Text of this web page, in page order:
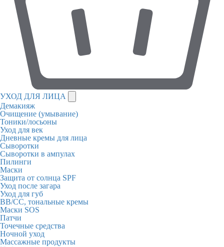
УХОД ДЛЯ ЛИЦА
Демакияж
Очищение (умывание)
Тоники/лосьоны
Уход для век
Дневные кремы для лица
Сыворотки
Сыворотки в ампулах
Пилинги
Маски
Защита от солнца SPF
Уход после загара
Уход для губ
BB/CC, тональные кремы
Маски SOS
Патчи
Точечные средства
Ночной уход
Массажные продукты